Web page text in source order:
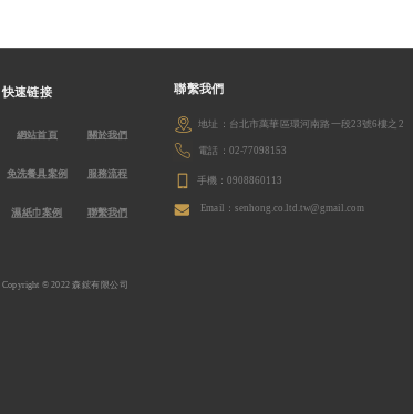
Copyright © 2022 森鋐有限公司
快速链接 聯繫我們
地址：台北市萬華區環河南路一段23號6樓之2
電話：02-77098153
Email：senhong.co.ltd.tw@gmail.com
網站首頁 關於我們
免洗餐具案例 服務流程
濕紙巾案例 聯繫我們
手機：0908860113